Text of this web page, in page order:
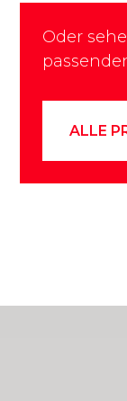
Oder
ALLE